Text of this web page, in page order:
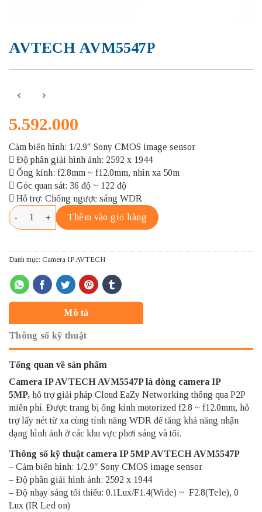
AVTECH AVM5547P
5.592.000
Cảm biến hình: 1/2.9″ Sony CMOS image sensor
Độ phân giải hình ảnh: 2592 x 1944
Ống kính: f2.8mm ~ f12.0mm, nhìn xa 50m
Góc quan sát: 36 độ ~ 122 độ
Hỗ trợ: Chống ngược sáng WDR
AVTECH AVM5547P số lượng
Thêm vào giỏ hàng
Danh mục: Camera IP AVTECH
Mô tả
Thông số kỹ thuật
Tổng quan về sản phẩm
Camera IP AVTECH AVM5547P là dòng camera IP
5MP, hỗ trợ giải pháp Cloud EaZy Networking thông qua P2P
miễn phí. Được trang bị ống kính motorized f2.8 ~ f12.0mm, hỗ
trợ lấy nét từ xa cùng tính năng WDR để tăng khả năng nhận
dạng hình ảnh ở các khu vực phơi sáng và tối.
Thông số kỹ thuật camera IP 5MP AVTECH AVM5547P
– Cảm biến hình: 1/2.9″ Sony CMOS image sensor
– Độ phân giải hình ảnh: 2592 x 1944
– Độ nhạy sáng tối thiểu: 0.1Lux/F1.4(Wide) ~ F2.8(Tele), 0
Lux (IR Led on)